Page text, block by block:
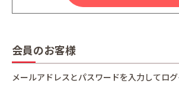
会員のお客様
メールアドレスとパスワードを入力してログ